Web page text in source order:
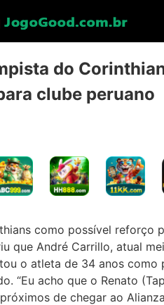
do
clube peruano
como possível reforço
que André Carrillo, atual
o atleta de 34 anos
“Eu acho que o Renato
de chegar ao